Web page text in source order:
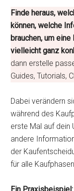
Finde heraus,
können, welche
brauchen, um
vielleicht ganz
dann erstelle
Guides, Tutorials,
Dabei verändern
während des
erste Mal auf dein
andere
der
für alle